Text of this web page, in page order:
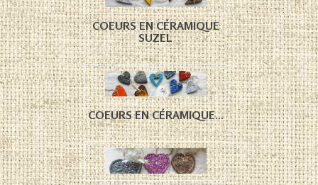
COEURS EN CÉRAMIQUE
SUZEL
COEURS EN CÉRAMIQUE...